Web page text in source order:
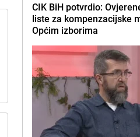
CIK BiH potvrdio:
liste za kompenzacijske
Općim izborima